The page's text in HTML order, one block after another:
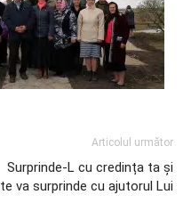
Articolul următor
Surprinde-L cu credința ta și
te va surprinde cu ajutorul Lui